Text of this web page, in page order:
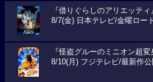
『借りぐらしのアリエッティ
8/7(金) 日本テレビ/金曜ロー
『怪盗グルーのミニオン超変
8/10(月) フジテレビ/最新作